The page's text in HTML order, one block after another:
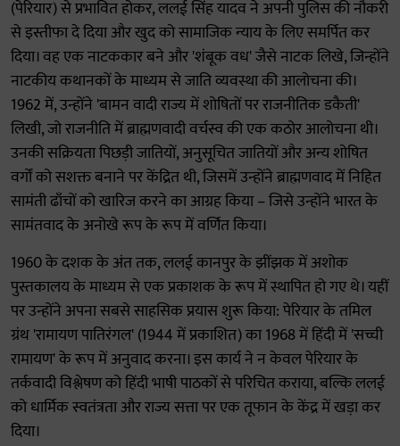
(पेरियार) से प्रभावित होकर, ललई सिंह यादव ने अपनी पुलिस की नौकरी
से इस्तीफा दे दिया और खुद को सामाजिक न्याय के लिए समर्पित कर
दिया। वह एक नाटककार बने और 'शंबूक वध' जैसे नाटक लिखे, जिन्होंने
नाटकीय कथानकों के माध्यम से जाति व्यवस्था की आलोचना की।
1962 में, उन्होंने 'बामन वादी राज्य में शोषितों पर राजनीतिक डकैती'
लिखी, जो राजनीति में ब्राह्मणवादी वर्चस्व की एक कठोर आलोचना थी।
उनकी सक्रियता पिछड़ी जातियों, अनुसूचित जातियों और अन्य शोषित
वर्गों को सशक्त बनाने पर केंद्रित थी, जिसमें उन्होंने ब्राह्मणवाद में निहित
सामंती ढाँचों को खारिज करने का आग्रह किया – जिसे उन्होंने भारत के
सामंतवाद के अनोखे रूप के रूप में वर्णित किया।
1960 के दशक के अंत तक, ललई कानपुर के झींझक में अशोक
पुस्तकालय के माध्यम से एक प्रकाशक के रूप में स्थापित हो गए थे। यहीं
पर उन्होंने अपना सबसे साहसिक प्रयास शुरू किया: पेरियार के तमिल
ग्रंथ 'रामायण पातिरंगल' (1944 में प्रकाशित) का 1968 में हिंदी में 'सच्ची
रामायण' के रूप में अनुवाद करना। इस कार्य ने न केवल पेरियार के
तर्कवादी विश्लेषण को हिंदी भाषी पाठकों से परिचित कराया, बल्कि ललई
को धार्मिक स्वतंत्रता और राज्य सत्ता पर एक तूफान के केंद्र में खड़ा कर
दिया।